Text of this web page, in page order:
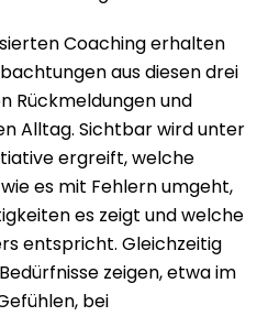
Coaching erhalten
aus diesen drei
Rückmeldungen und
Alltag. Sichtbar wird unter
ergreift, welche
es mit Fehlern umgeht,
es zeigt und welche
entspricht. Gleichzeitig
zeigen, etwa im
bei